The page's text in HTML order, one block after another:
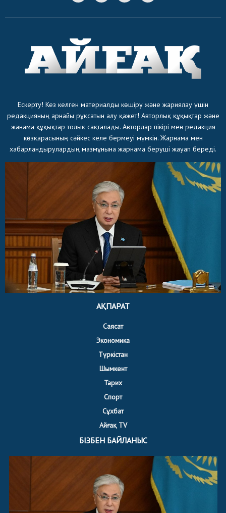
Ескерту! Кез келген материалды көшіру және жариялау үшін
редакцияның арнайы рұқсатын алу қажет! Авторлық құқықтар және
жанама құқықтар толық сақталады. Авторлар пікірі мен редакция
көзқарасының сәйкес келе бермеуі мүмкін. Жарнама мен
хабарландырулардың мазмұнына жарнама беруші жауап береді.
АҚПАРАТ
Саясат
Экономика
Түркістан
Шымкент
Тарих
Спорт
Сұхбат
Айғақ TV
БІЗБЕН БАЙЛАНЫС